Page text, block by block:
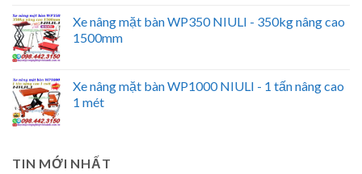
Xe nâng mặt bàn WP350 NIULI - 350kg nâng cao
1500mm
Xe nâng mặt bàn WP1000 NIULI - 1 tấn nâng cao
1 mét
TIN MỚI NHẤT